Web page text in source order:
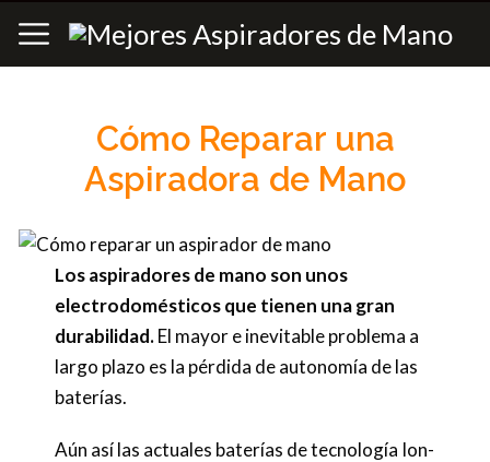
Cómo Reparar una
Aspiradora de Mano
Los aspiradores de mano son unos
electrodomésticos que tienen una gran
durabilidad.El mayor e inevitable problema a
largo plazo es la pérdida de autonomía de las
baterías.
Aún así las actuales baterías de tecnología Ion-